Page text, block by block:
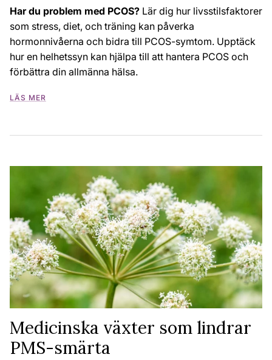
Har du problem med PCOS? Lär dig hur livsstilsfaktorer
som stress, diet, och träning kan påverka
hormonnivåerna och bidra till PCOS-symtom. Upptäck
hur en helhetssyn kan hjälpa till att hantera PCOS och
förbättra din allmänna hälsa.
LÄS MER
Medicinska växter som lindrar
PMS-smärta